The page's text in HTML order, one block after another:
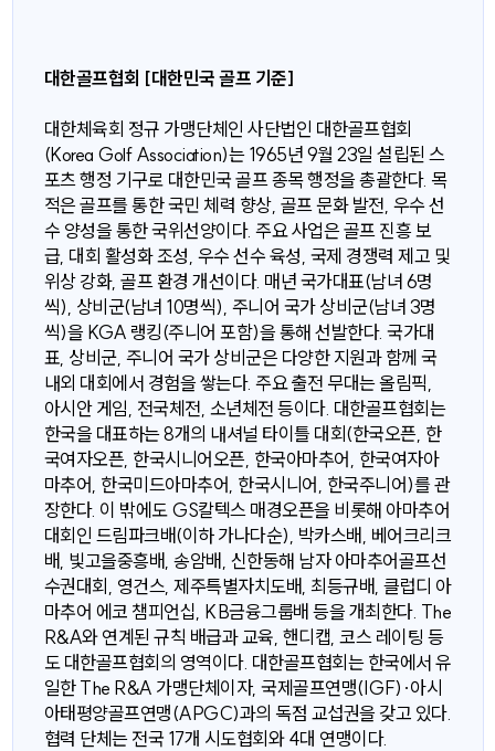
대한골프협회 [대한민국 골프 기준]
대한체육회 정규 가맹단체인 사단법인 대한골프협회
(Korea Golf Association)는 1965년 9월 23일 설립된 스
포츠 행정 기구로 대한민국 골프 종목 행정을 총괄한다. 목
적은 골프를 통한 국민 체력 향상, 골프 문화 발전, 우수 선
수 양성을 통한 국위선양이다. 주요 사업은 골프 진흥 보
급, 대회 활성화 조성, 우수 선수 육성, 국제 경쟁력 제고 및
위상 강화, 골프 환경 개선이다. 매년 국가대표(남녀 6명
씩), 상비군(남녀 10명씩), 주니어 국가 상비군(남녀 3명
씩)을 KGA 랭킹(주니어 포함)을 통해 선발한다. 국가대
표, 상비군, 주니어 국가 상비군은 다양한 지원과 함께 국
내외 대회에서 경험을 쌓는다. 주요 출전 무대는 올림픽,
아시안 게임, 전국체전, 소년체전 등이다. 대한골프협회는
한국을 대표하는 8개의 내셔널 타이틀 대회(한국오픈, 한
국여자오픈, 한국시니어오픈, 한국아마추어, 한국여자아
마추어, 한국미드아마추어, 한국시니어, 한국주니어)를 관
장한다. 이 밖에도 GS칼텍스 매경오픈을 비롯해 아마추어
대회인 드림파크배(이하 가나다순), 박카스배, 베어크리크
배, 빛고을중흥배, 송암배, 신한동해 남자 아마추어골프선
수권대회, 영건스, 제주특별자치도배, 최등규배, 클럽디 아
마추어 에코 챔피언십, KB금융그룹배 등을 개최한다. The
R&A와 연계된 규칙 배급과 교육, 핸디캡, 코스 레이팅 등
도 대한골프협회의 영역이다. 대한골프협회는 한국에서 유
일한 The R&A 가맹단체이자, 국제골프연맹(IGF)·아시
아태평양골프연맹(APGC)과의 독점 교섭권을 갖고 있다.
협력 단체는 전국 17개 시도협회와 4대 연맹이다.